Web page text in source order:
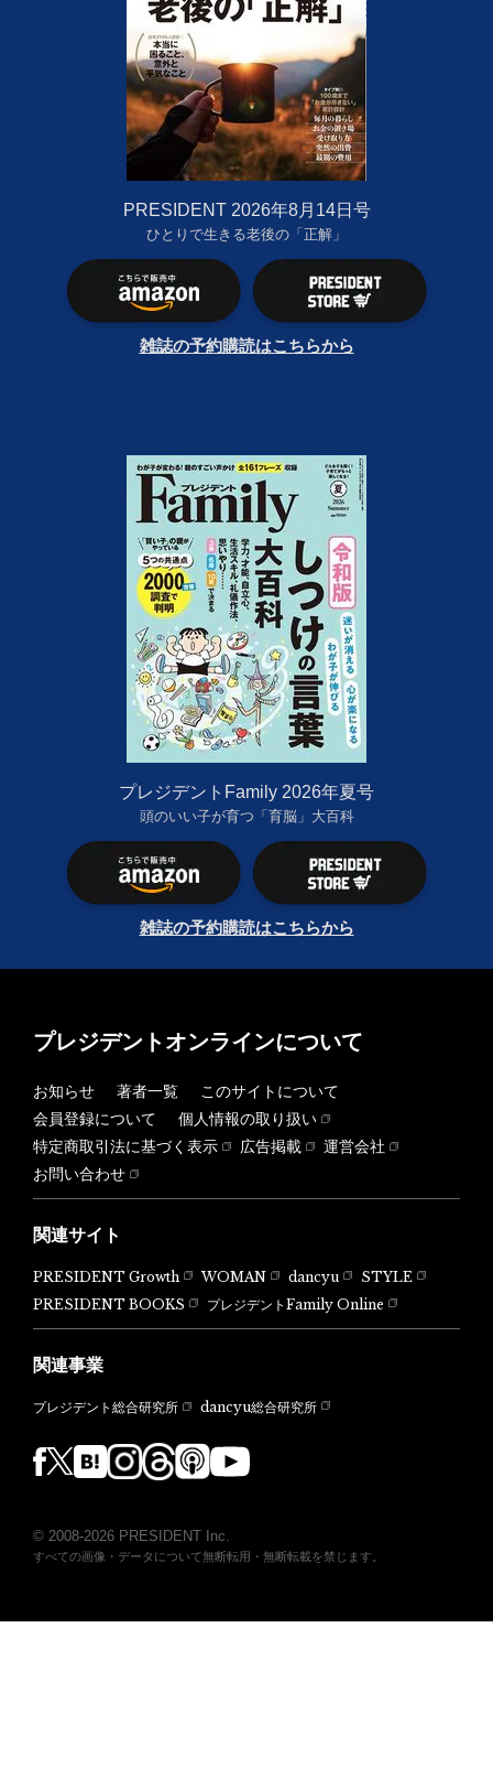
PRESIDENT 2026年8月14日号
ひとりで生きる老後の「正解」
雑誌の予約購読はこちらから
プレジデントFamily 2026年夏号
頭のいい子が育つ「育脳」大百科
雑誌の予約購読はこちらから
プレジデントオンラインについて
お知らせ 著者一覧
このサイトについて
会員登録について
個人情報の取り扱い
特定商取引法に基づく表示
広告掲載
運営会社
お問い合わせ
関連サイト
PRESIDENT Growth WOMAN dancyu
STYLE
PRESIDENT BOOKS
プレジデントFamily Online
関連事業
プレジデント総合研究所 dancyu総合研究所
© 2008-2026 PRESIDENT Inc.
すべての画像・データについて無断転用・無断転載を禁じます。